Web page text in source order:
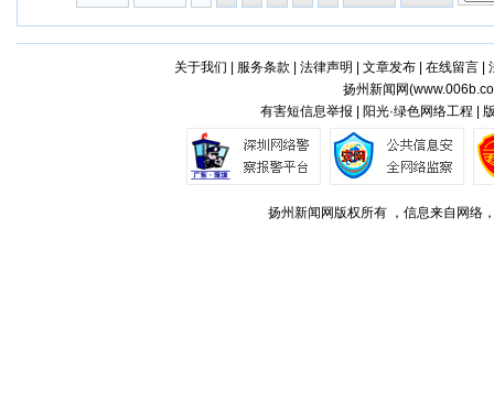
关于我们 服务条款 法律声明 文章发布| 在线留言|
扬州新闻网(
有害短信息举报 | 阳光·绿色网络工程 |
扬州新闻网版权所有 ，信息来自网络